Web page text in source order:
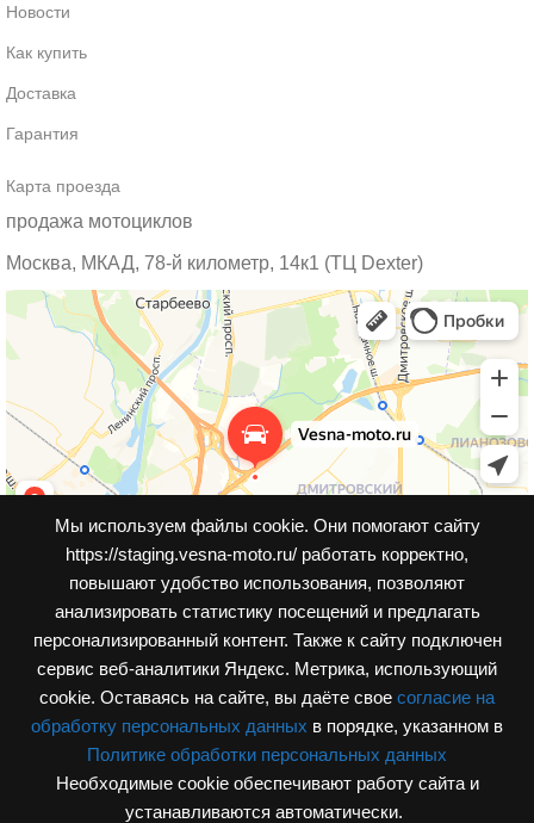
Мы используем файлы cookie. Они помогают сайту
https://staging.vesna-moto.ru/ работать корректно,
повышают удобство использования, позволяют
анализировать статистику посещений и предлагать
персонализированный контент. Также к cайту подключен
сервис веб-аналитики Яндекс. Метрика, использующий
cookie. Оставаясь на сайте, вы даёте свое согласие на
обработку персональных данных в порядке, указанном в
Политике обработки персональных данных
Необходимые cookie обеспечивают работу сайта и
устанавливаются автоматически.
Новости
Как купить
Доставка
Гарантия
Карта проезда
продажа мотоциклов
Москва, МКАД, 78-й километр, 14к1 (ТЦ Dexter)